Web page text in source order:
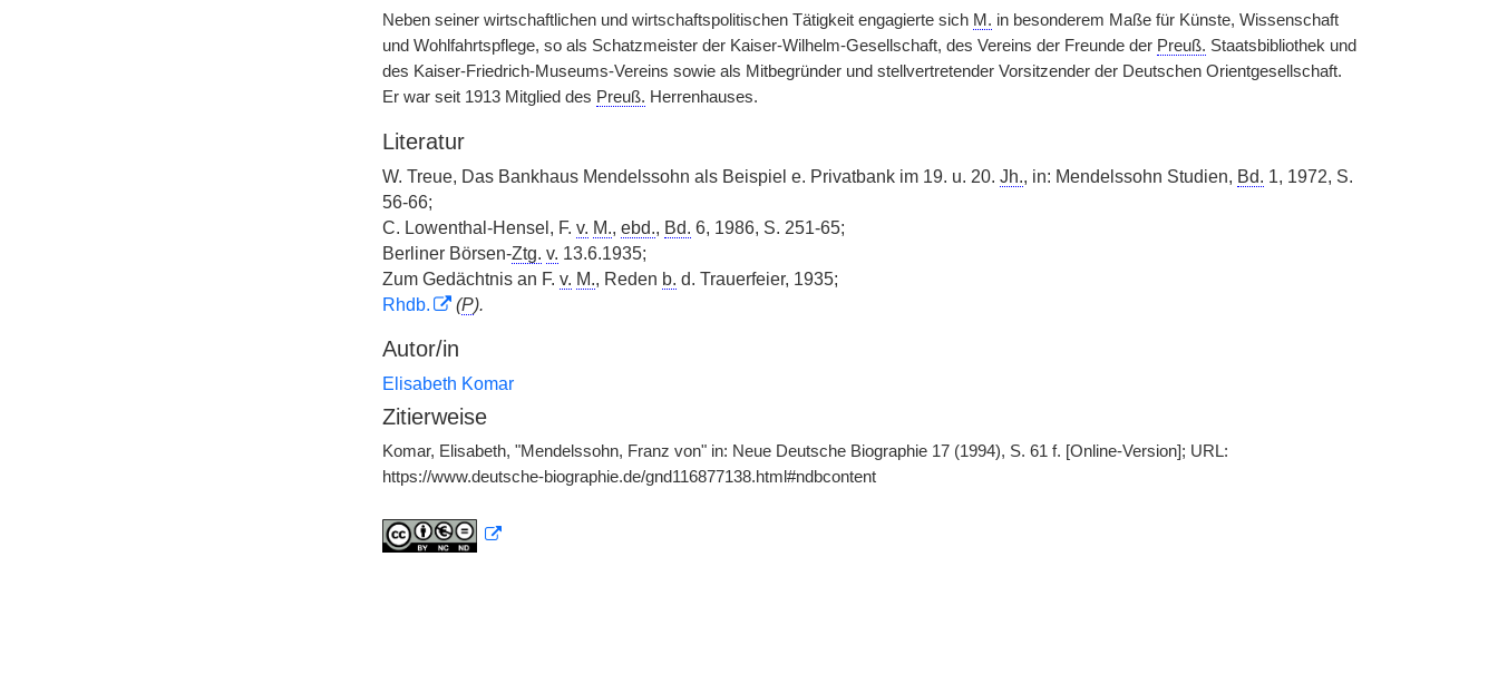
Neben seiner wirtschaftlichen und wirtschaftspolitischen Tätigkeit engagierte sich M. in besonderem Maße für Künste, Wissenschaft
und Wohlfahrtspflege, so als Schatzmeister der Kaiser-Wilhelm-Gesellschaft, des Vereins der Freunde der Preuß. Staatsbibliothek und
des Kaiser-Friedrich-Museums-Vereins sowie als Mitbegründer und stellvertretender Vorsitzender der Deutschen Orientgesellschaft.
Er war seit 1913 Mitglied des Preuß. Herrenhauses.
Literatur
W. Treue, Das Bankhaus Mendelssohn als Beispiel e. Privatbank im 19. u. 20. Jh., in: Mendelssohn Studien, Bd. 1, 1972, S.
56-66;
C. Lowenthal-Hensel, F. v. M., ebd., Bd. 6, 1986, S. 251-65;
Berliner Börsen-Ztg. v. 13.6.1935;
Zum Gedächtnis an F. v. M., Reden b. d. Trauerfeier, 1935;
Rhdb.
(P).
Autor/in
Elisabeth Komar
Zitierweise
Komar, Elisabeth, "Mendelssohn, Franz von" in: Neue Deutsche Biographie 17 (1994), S. 61 f. [Online-Version]; URL:
https://www.deutsche-biographie.de/gnd116877138.html#ndbcontent